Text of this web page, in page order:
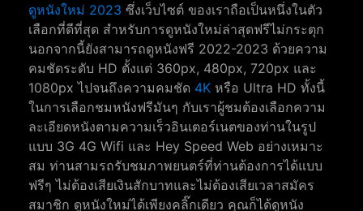
ดูหนังใหม่ 2023 ซึ่งเว็บไซต์ ของเราถือเป็นหนึ่งในตัว
เลือกที่ดีที่สุด สำหรับการดูหนังใหม่ล่าสุดฟรีไม่กระตุก
นอกจากนี้ยังสามารถดูหนังฟรี 2022-2023 ด้วยความ
คมชัดระดับ HD ตั้งแต่ 360px, 480px, 720px และ
1080px ไปจนถึงความคมชัด 4K หรือ Ultra HD ทั้งนี้
ในการเลือกชมหนังฟรีมันๆ กับเราผู้ชมต้องเลือกความ
ละเอียดหนังตามความเร็วอินเตอร์เนตของท่านในรูป
แบบ 3G 4G Wifi และ Hey Speed Web อย่างเหมาะ
สม ท่านสามรถรับชมภาพยนตร์ที่ท่านต้องการได้แบบ
ฟรีๆ ไม่ต้องเสียเงินสักบาทและไม่ต้องเสียเวลาสมัคร
สมาชิก ดูหนังใหม่ได้เพียงคลิ๊กเดียว คุณก็ได้ดูหนัง